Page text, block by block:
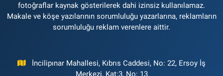
fotoğraflar kaynak gösterilerek dahi izinsiz kullanılamaz.
Makale ve köşe yazılarının sorumluluğu yazarlarına, reklamların
sorumluluğu reklam verenlere aittir.
İncilipınar Mahallesi, Kıbrıs Caddesi, No: 22, Ersoy İş
Merkezi, Kat:3, No: 13